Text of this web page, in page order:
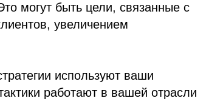
могут быть цели, связанные с
увеличением
используют ваши
работают в вашей отрасли